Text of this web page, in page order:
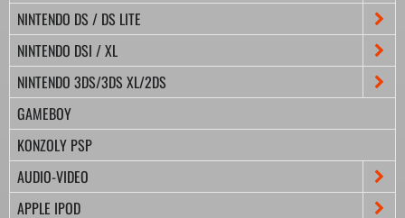
NINTENDO DS / DS LITE
NINTENDO DSI / XL
NINTENDO 3DS/3DS XL/2DS
GAMEBOY
KONZOLY PSP
AUDIO-VIDEO
APPLE IPOD